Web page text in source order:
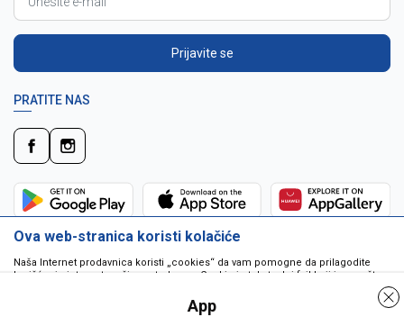
Prijavite se
PRATITE NAS
Ova web-stranica koristi kolačiće
Naša Internet prodavnica koristi „cookies“ da vam pomogne da prilagodite
korišćenje interneta vašim potrebama. Cookie je tekstualni fajl koji je smešten
da pokrenu program ili da isporuče virus vašem računaru. Cookie-i su
jedinstveno dodeljeni vama, i jedino mogu biti pročitani od strane web servera
App